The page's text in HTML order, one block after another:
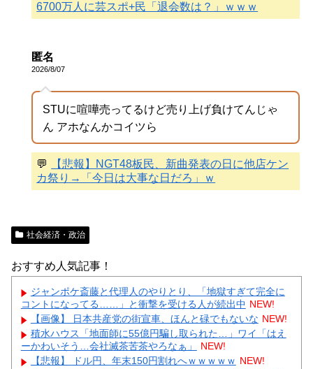
6700万人に芸スポ+民「退会数は？」ｗｗｗ
匿名
2026/8/07
STUに喧嘩売ってるけど売り上げ負けてんじゃ
ん アホなんかコイツら
💬
【悲報】NGT48板民、新曲発表の日に他店ケン
カ祭り→「今日は大事な日だろ」ｗ
社会経済・政治
おすすめ人気記事！
ジャンポケ斎藤と代理人のやりとり、「地獄すぎて完全に
コントになってる……」と衝撃を受ける人が続出中 NEW!
【画像】 日本共産党の街宣車、ほんと碌でもないな NEW!
積水ハウス「地面師に55億円騙し取られた…」ワイ「はえ
ーかわいそう…会社滅茶苦茶やろなぁ」
NEW!
【悲報】 ドル円、年末150円割れへｗｗｗｗｗ NEW!